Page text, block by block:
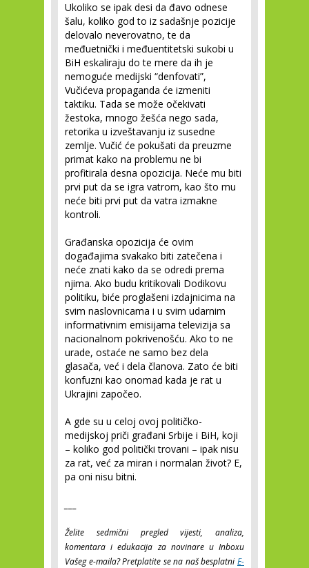
Ukoliko se ipak desi da đavo odnese
šalu, koliko god to iz sadašnje pozicije
delovalo neverovatno, te da
međuetnički i međuentitetski sukobi u
BiH eskaliraju do te mere da ih je
nemoguće medijski “denfovati”,
Vučićeva propaganda će izmeniti
taktiku. Tada se može očekivati
žestoka, mnogo žešća nego sada,
retorika u izveštavanju iz susedne
zemlje. Vučić će pokušati da preuzme
primat kako na problemu ne bi
profitirala desna opozicija. Neće mu biti
prvi put da se igra vatrom, kao što mu
neće biti prvi put da vatra izmakne
kontroli.
Građanska opozicija će ovim
događajima svakako biti zatečena i
neće znati kako da se odredi prema
njima. Ako budu kritikovali Dodikovu
politiku, biće proglašeni izdajnicima na
svim naslovnicama i u svim udarnim
informativnim emisijama televizija sa
nacionalnom pokrivenošću. Ako to ne
urade, ostaće ne samo bez dela
glasača, već i dela članova. Zato će biti
konfuzni kao onomad kada je rat u
Ukrajini započeo.
A gde su u celoj ovoj političko-
medijskoj priči građani Srbije i BiH, koji
– koliko god politički trovani – ipak nisu
za rat, već za miran i normalan život? E,
pa oni nisu bitni.
Želite sedmični pregled vijesti, analiza,
komentara i edukacija za novinare u Inboxu
Vašeg e-maila? Pretplatite se na naš besplatni E-